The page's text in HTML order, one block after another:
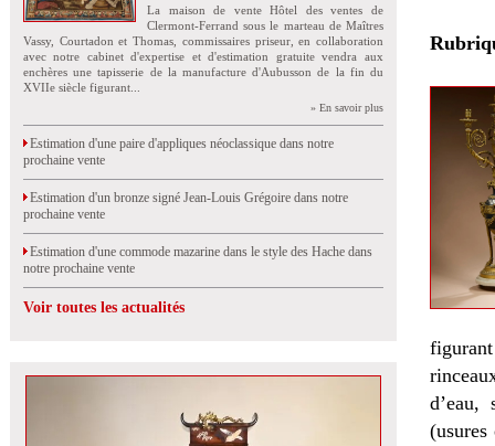
La maison de vente Hôtel des ventes de
Clermont-Ferrand sous le marteau de Maîtres
Vassy, Courtadon et Thomas, commissaires priseur, en collaboration
avec notre cabinet d'expertise et d'estimation gratuite vendra aux
enchères une tapisserie de la manufacture d'Aubusson de la fin du
XVIIe siècle figurant...
» En savoir plus
Estimation d'une paire d'appliques néoclassique dans notre
prochaine vente
Estimation d'un bronze signé Jean-Louis Grégoire dans notre
prochaine vente
Estimation d'une commode mazarine dans le style des Hache dans
notre prochaine vente
Voir toutes les actualités
d’eau,